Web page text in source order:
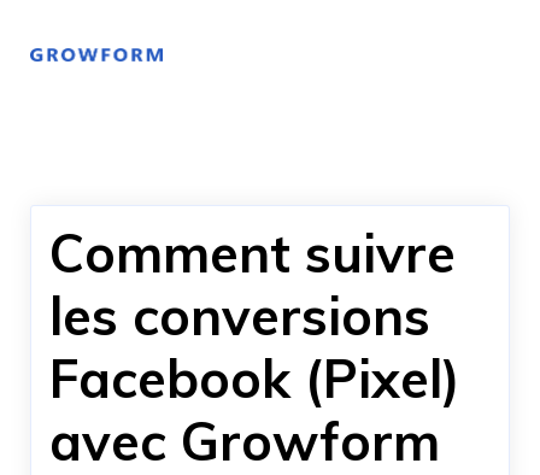
Comment suivre
les conversions
Facebook (Pixel)
avec Growform